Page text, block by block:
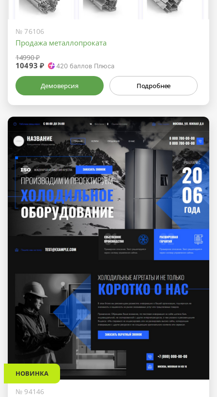
№ 76106
Продажа металлопроката
14990 ₽
10493 ₽ 420 баллов Плюса
Демоверсия Подробнее
НОВИНКА
№ 94146